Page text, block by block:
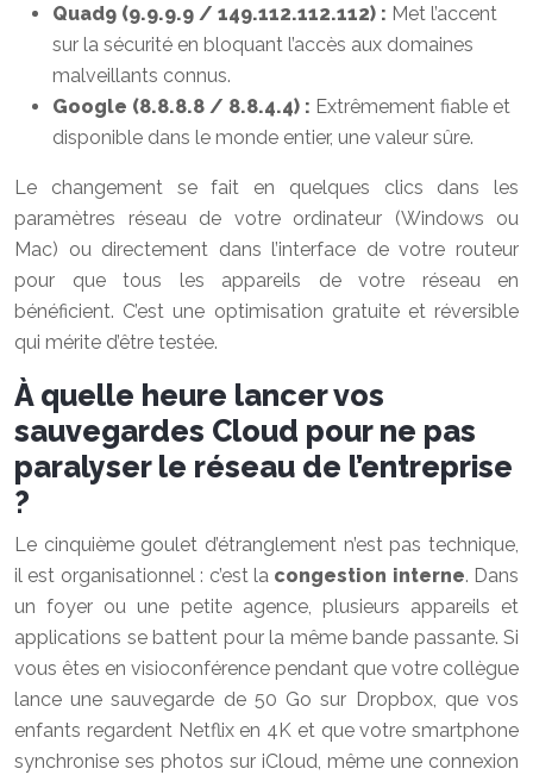
Quad9 (9.9.9.9 / 149.112.112.112) : Met l’accent
sur la sécurité en bloquant l’accès aux domaines
malveillants connus.
Google (8.8.8.8 / 8.8.4.4) : Extrêmement fiable et
disponible dans le monde entier, une valeur sûre.
Le changement se fait en quelques clics dans les
paramètres réseau de votre ordinateur (Windows ou
Mac) ou directement dans l’interface de votre routeur
pour que tous les appareils de votre réseau en
bénéficient. C’est une optimisation gratuite et réversible
qui mérite d’être testée.
À quelle heure lancer vos
sauvegardes Cloud pour ne pas
paralyser le réseau de l’entreprise
?
Le cinquième goulet d’étranglement n’est pas technique,
il est organisationnel : c’est la congestion interne. Dans
un foyer ou une petite agence, plusieurs appareils et
applications se battent pour la même bande passante. Si
vous êtes en visioconférence pendant que votre collègue
lance une sauvegarde de 50 Go sur Dropbox, que vos
enfants regardent Netflix en 4K et que votre smartphone
synchronise ses photos sur iCloud, même une connexion